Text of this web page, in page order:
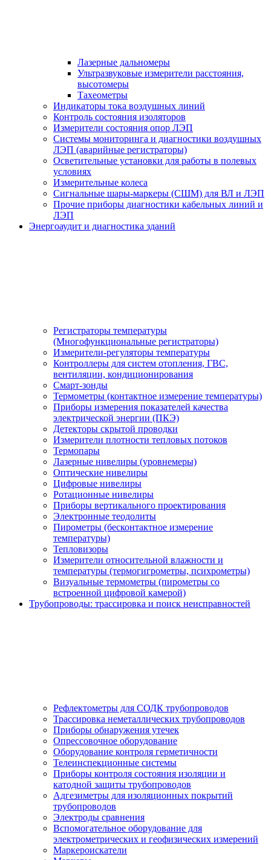
Лазерные дальномеры
Ультразвуковые измерители расстояния,
высотомеры
Тахеометры
Индикаторы тока воздушных линий
Контроль состояния изоляторов
Измерители состояния опор ЛЭП
Системы мониторинга и диагностики воздушных
ЛЭП (аварийные регистраторы)
Осветительные установки для работы в полевых
условиях
Измерительные колеса
Сигнальные шары-маркеры (СШМ) для ВЛ и ЛЭП
Прочие приборы диагностики кабельных линий и
ЛЭП
Энергоаудит и диагностика зданий
Регистраторы температуры
(Многофункциональные регистраторы)
Измерители-регуляторы температуры
Контроллеры для систем отопления, ГВС,
вентиляции, кондиционирования
Смарт-зонды
Термометры (контактное измерение температуры)
Приборы измерения показателей качества
электрической энергии (ПКЭ)
Детекторы скрытой проводки
Измерители плотности тепловых потоков
Термопары
Лазерные нивелиры (уровнемеры)
Оптические нивелиры
Цифровые нивелиры
Ротационные нивелиры
Приборы вертикального проектирования
Электронные теодолиты
Пирометры (бесконтактное измерение
температуры)
Тепловизоры
Измерители относительной влажности и
температуры (термогигрометры, психрометры)
Визуальные термометры (пирометры со
встроенной цифровой камерой)
Трубопроводы: трассировка и поиск неисправностей
Рефлектометры для СОДК трубопроводов
Трассировка неметаллических трубопроводов
Приборы обнаружения утечек
Опрессовочное оборудование
Оборудование контроля герметичности
Телеинспекционные системы
Приборы контроля состояния изоляции и
катодной защиты трубопроводов
Адгезиметры для изоляционных покрытий
трубопроводов
Электроды сравнения
Вспомогательное оборудование для
электрометрических и геофизических измерений
Маркероискатели